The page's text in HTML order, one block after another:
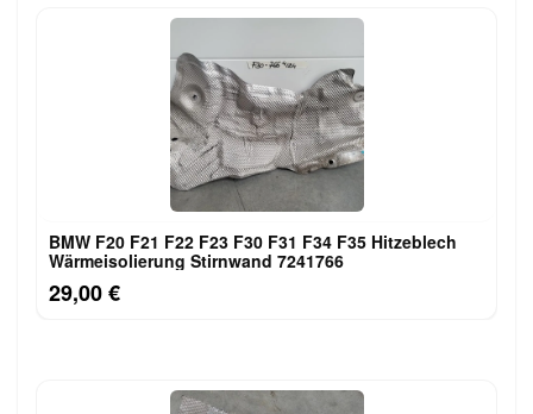
BMW F20 F21 F22 F23 F30 F31 F34 F35 Hitzeblech
Wärmeisolierung Stirnwand 7241766
29,00 €